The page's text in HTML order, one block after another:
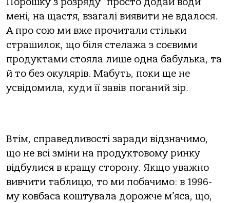
мені, на щастя, взагалі виявити не вдалося.
А про сою ми вже прочитали стільки
страшилок, що біля стелажа з соєвими
продуктами стояла лише одна бабулька, та
й то без окулярів. Мабуть, поки ще не
усвідомила, куди її завів поганий зір.
Втім, справедливості заради відзначимо,
що не всі зміни на продуктовому ринку
відбулися в кращу сторону. Якщо уважно
вивчити таблицю, то ми побачимо: в 1996-
му ковбаса коштувала дорожче м’яса, що,